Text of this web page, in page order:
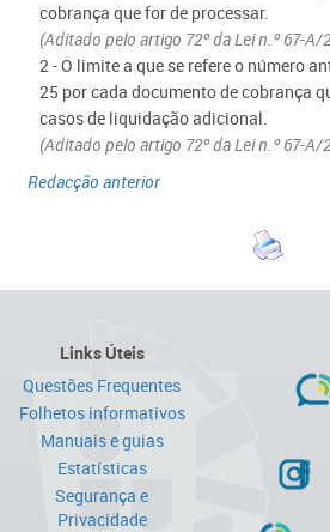
cobrança que for de processar.
(Aditado pelo artigo 72º da Lei n.º 67-A/
2 - O limite a que se refere o número
25 por cada documento de cobrança
casos de liquidação adicional.
(Aditado pelo artigo 72º da Lei n.º 67-A/
Redacção anterior
Links Úteis
Questões Frequentes
Folhetos informativos
Manuais e guias
Estatísticas
Segurança e
Privacidade